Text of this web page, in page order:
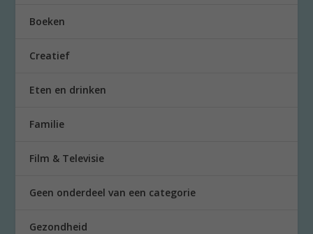
Boeken
Creatief
Eten en drinken
Familie
Film & Televisie
Geen onderdeel van een categorie
Gezondheid